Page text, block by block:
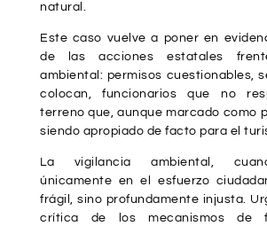
natural.
Este caso vuelve a poner en
de las acciones estatales
ambiental: permisos cuestionables,
colocan, funcionarios que no
terreno que, aunque marcado como
siendo apropiado de facto para el
La vigilancia ambiental,
únicamente en el esfuerzo
frágil, sino profundamente injusta.
crítica de los mecanismos de